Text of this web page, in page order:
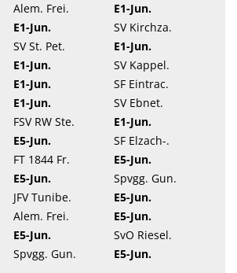
Alem. Frei.
E1-Jun.
E1-Jun.
SV Kirchza.
SV St. Pet.
E1-Jun.
E1-Jun.
SV Kappel.
E1-Jun.
SF Eintrac.
E1-Jun.
SV Ebnet.
FSV RW Ste.
E1-Jun.
E5-Jun.
SF Elzach-.
FT 1844 Fr.
E5-Jun.
E5-Jun.
Spvgg. Gun.
JFV Tunibe.
E5-Jun.
Alem. Frei.
E5-Jun.
E5-Jun.
SvO Riesel.
Spvgg. Gun. E5-Jun.